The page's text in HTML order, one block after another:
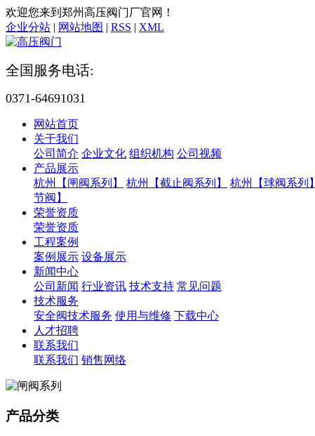
欢迎您来到郑州高压阀门厂官网！
企业分站 | 网站地图 | RSS | XML
全国服务电话:
0371-64691031
网站首页
关于我们
公司简介 企业文化 组织机构 公司视频
产品展示
杭州【闸阀系列】
杭州【截止阀系列】 杭州【球阀系列】
节阀】
荣誉资质
荣誉资质
工程案例
案例展示 设备展示
新闻中心
公司新闻 行业资讯 技术支持 常见问题
技术服务
安全阀技术服务 使用与维修 下载中心
人才招聘
联系我们
联系我们 销售网络
产品分类